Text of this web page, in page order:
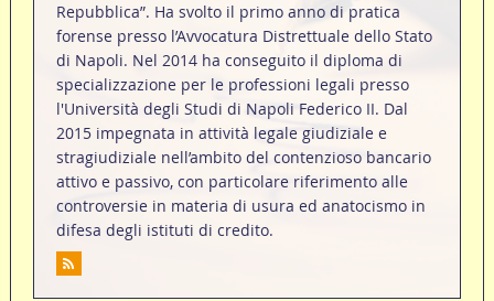
Repubblica”. Ha svolto il primo anno di pratica
forense presso l’Avvocatura Distrettuale dello Stato
di Napoli. Nel 2014 ha conseguito il diploma di
specializzazione per le professioni legali presso
l'Università degli Studi di Napoli Federico II. Dal
2015 impegnata in attività legale giudiziale e
stragiudiziale nell’ambito del contenzioso bancario
attivo e passivo, con particolare riferimento alle
controversie in materia di usura ed anatocismo in
difesa degli istituti di credito.